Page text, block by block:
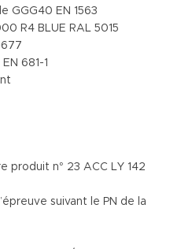
GGG40 EN 1563
R4 BLUE RAL 5015
681-1
n° 23 ACC LY 142
suivant le PN de la